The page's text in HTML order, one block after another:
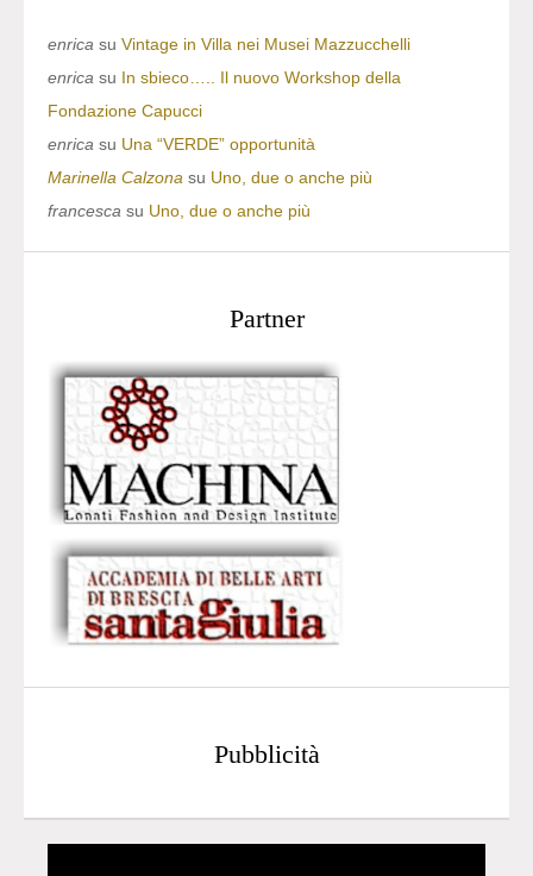
enrica su Vintage in Villa nei Musei Mazzucchelli
enrica su In sbieco….. Il nuovo Workshop della
Fondazione Capucci
enrica su Una “VERDE” opportunità
Marinella Calzona su Uno, due o anche più
francesca su Uno, due o anche più
Partner
Pubblicità